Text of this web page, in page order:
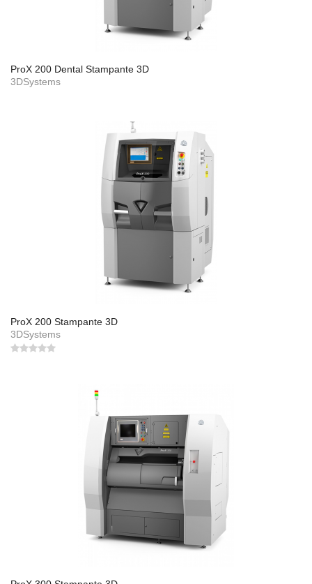
ProX 200 Dental Stampante 3D
3DSystems
ProX 200 Stampante 3D
3DSystems